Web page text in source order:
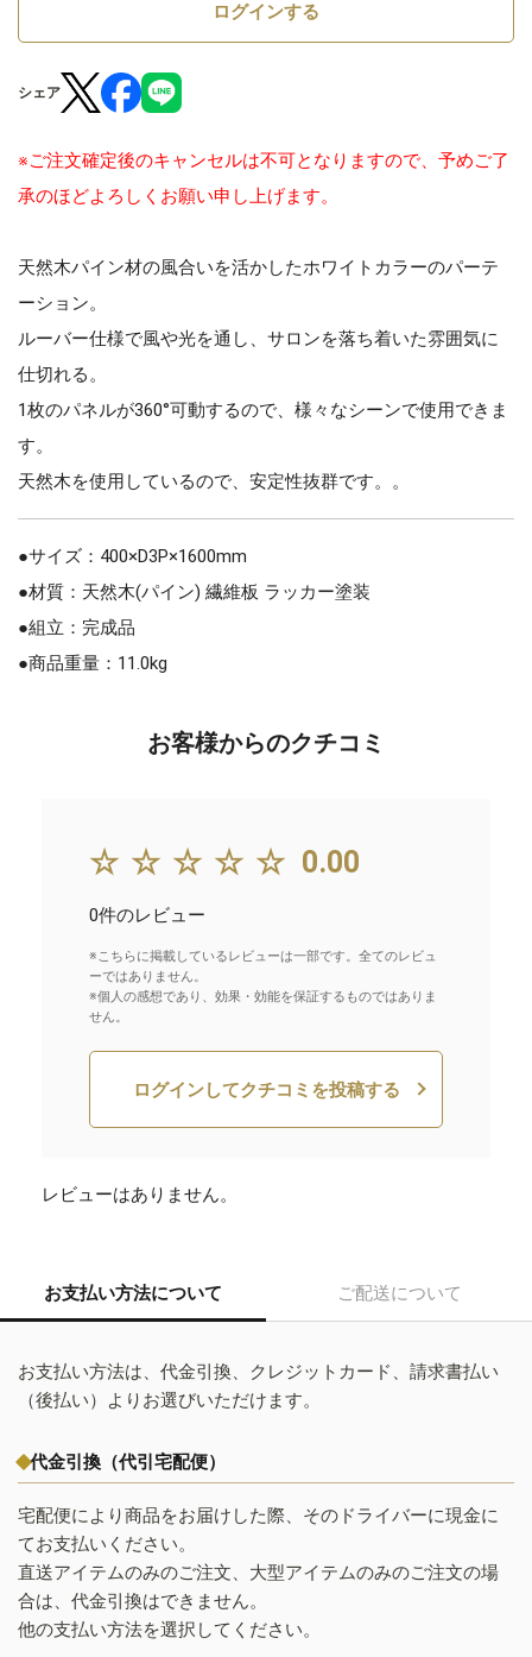
ログインする
シェア
※ご注文確定後のキャンセルは不可となりますので、予めご了
承のほどよろしくお願い申し上げます。
天然木パイン材の風合いを活かしたホワイトカラーのパーテ
ーション。
ルーバー仕様で風や光を通し、サロンを落ち着いた雰囲気に
仕切れる。
1枚のパネルが360°可動するので、様々なシーンで使用できま
す。
天然木を使用しているので、安定性抜群です。。
●サイズ：400×D3P×1600mm
●材質：天然木(パイン) 繊維板 ラッカー塗装
●組立：完成品
●商品重量：11.0kg
お客様からのクチコミ
☆☆☆☆☆ 0.00
0件のレビュー
※こちらに掲載しているレビューは一部です。全てのレビュ
ーではありません。
※個人の感想であり、効果・効能を保証するものではありま
せん。
ログインしてクチコミを投稿する
レビューはありません。
お支払い方法について ご配送について
お支払い方法は、代金引換、クレジットカード、請求書払い
（後払い）よりお選びいただけます。
代金引換（代引宅配便）
宅配便により商品をお届けした際、そのドライバーに現金に
てお支払いください。
直送アイテムのみのご注文、大型アイテムのみのご注文の場
合は、代金引換はできません。
他の支払い方法を選択してください。